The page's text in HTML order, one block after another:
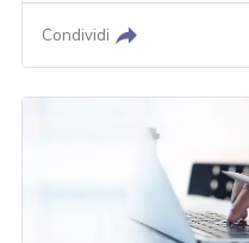
Condividi